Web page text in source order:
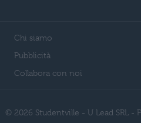
Chi siamo
Pubblicità
Collabora con noi
© 2026 Studentville - U Lead SRL -